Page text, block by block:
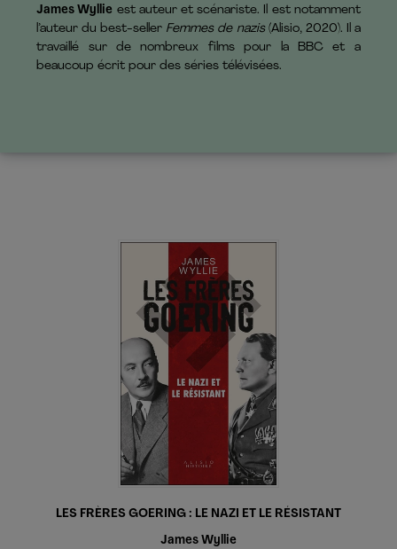
James Wyllie est auteur et scénariste. Il est notamment
l’auteur du best-seller Femmes de nazis(Alisio, 2020). Il a
travaillé sur de nombreux films pour la BBC et a
beaucoup écrit pour des séries télévisées.
LES FRÈRES GOERING : LE NAZI ET LE RÉSISTANT
James Wyllie